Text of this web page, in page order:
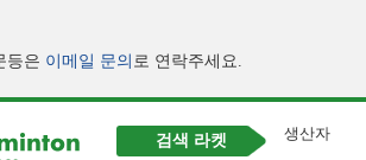
등은 이메일 문의 로 연락주세요.
검색 라켓 생산자